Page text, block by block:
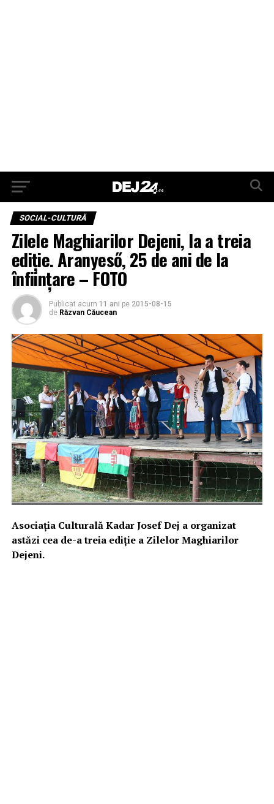
SOCIAL-CULTURĂ
Zilele Maghiarilor Dejeni, la a treia
ediție. Aranyeső, 25 de ani de la
înființare – FOTO
Publicat acum 11 ani pe 2015-08-15
de Răzvan Căucean
Asociația Culturală Kadar Josef Dej a organizat
astăzi cea de-a treia ediție a Zilelor Maghiarilor
Dejeni.